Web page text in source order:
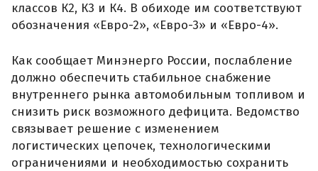
классов К2, К3 и К4. В обиходе им соответствуют
обозначения «Евро-2», «Евро-3» и «Евро-4».
Как сообщает Минэнерго России, послабление
должно обеспечить стабильное снабжение
внутреннего рынка автомобильным топливом и
снизить риск возможного дефицита. Ведомство
связывает решение с изменением
логистических цепочек, технологическими
ограничениями и необходимостью сохранить